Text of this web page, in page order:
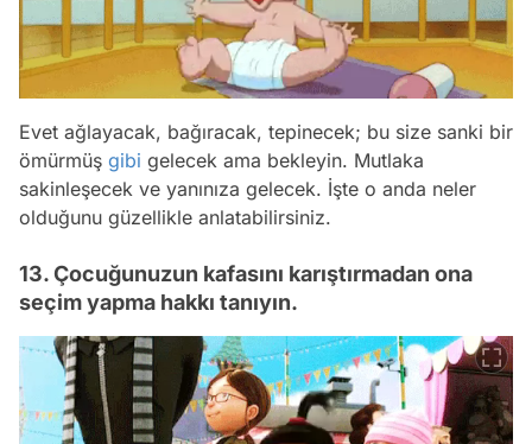
Evet ağlayacak, bağıracak, tepinecek; bu size sanki bir
ömürmüş gibi gelecek ama bekleyin. Mutlaka
sakinleşecek ve yanınıza gelecek. İşte o anda neler
olduğunu güzellikle anlatabilirsiniz.
13. Çocuğunuzun kafasını karıştırmadan ona
seçim yapma hakkı tanıyın.